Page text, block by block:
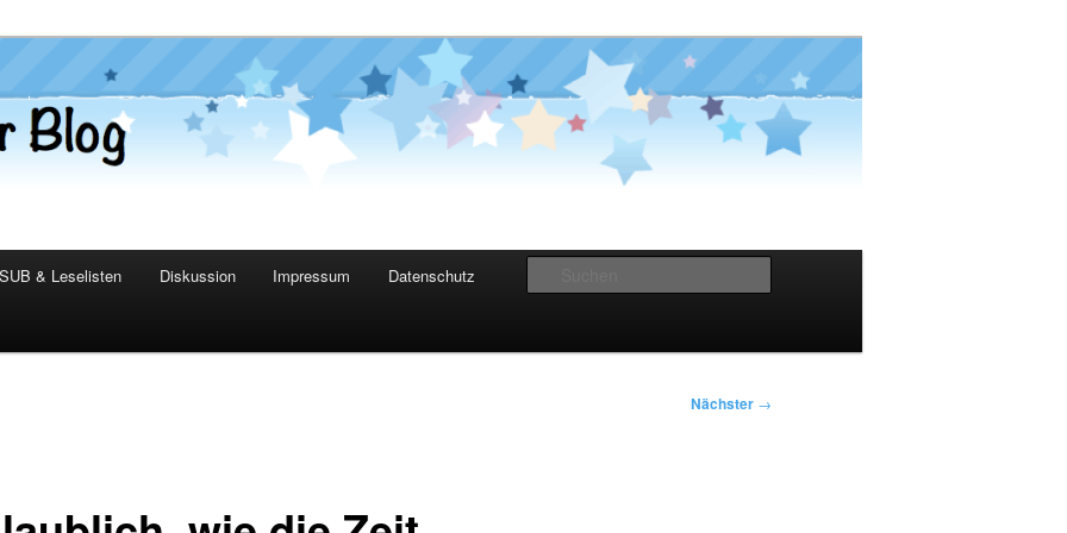
Blog
SUB & Leselisten Diskussion Impressum Datenschutz
Nächster →